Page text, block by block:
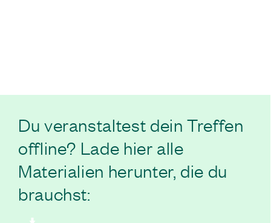
Du veranstaltest dein Treffen
offline? Lade hier alle
Materialien herunter, die du
brauchst: